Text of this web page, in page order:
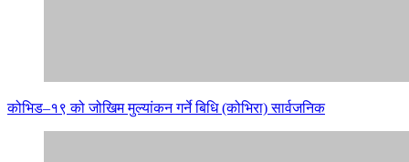
कोभिड–१९ को जोखिम मुल्यांकन गर्ने बिधि (कोभिरा) सार्वजनिक